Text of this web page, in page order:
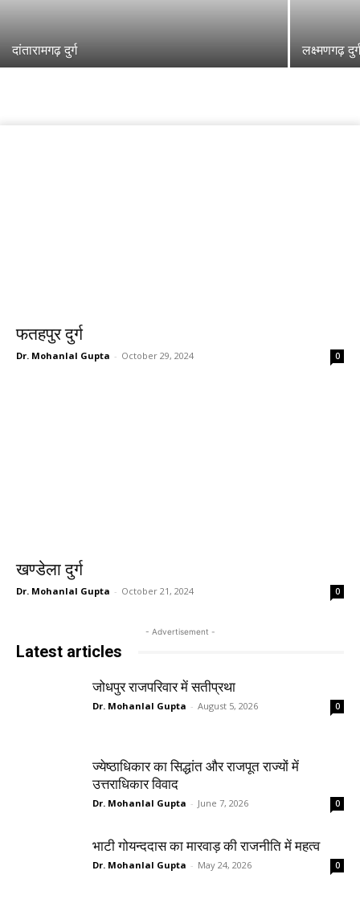
दांतारामगढ़ दुर्ग लक्ष्मणगढ़
फतहपुर दुर्ग
Dr. Mohanlal Gupta - October 29, 2024 0
खण्डेला दुर्ग
Dr. Mohanlal Gupta - October 21, 2024 0
- Advertisement -
Latest articles
जोधपुर राजपरिवार में सतीप्रथा
Dr. Mohanlal Gupta - August 5, 2026 0
ज्येष्ठाधिकार का सिद्धांत और राजपूत राज्यों में
उत्तराधिकार विवाद
Dr. Mohanlal Gupta - June 7, 2026 0
भाटी गोयन्ददास का मारवाड़ की राजनीति में महत्व
Dr. Mohanlal Gupta - May 24, 2026 0